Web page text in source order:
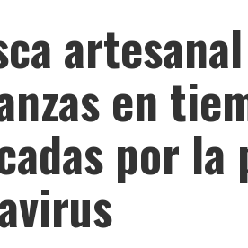
en
por la